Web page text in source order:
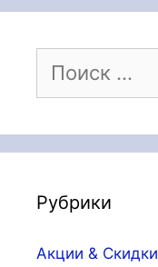
Рубрики
Акции & Скидки